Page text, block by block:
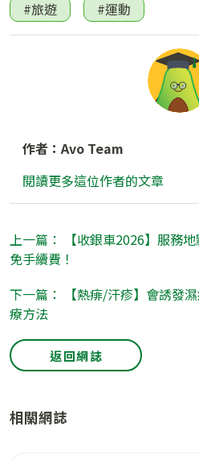
#旅遊 #運動
作者：Avo Team
閱讀更多這位作者的文章
上一篇： 【收銀車2026】服務
免手續費！
下一篇： 【熱痱/汗疹】會誘發
療方法
返回網誌
相關網誌